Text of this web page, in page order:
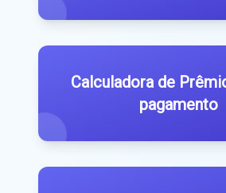
Calculadora de
pagamento